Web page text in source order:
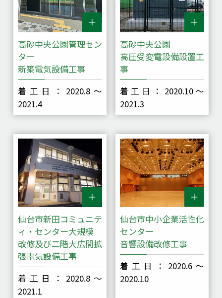
高砂中央公園管理セン
ター
新築電気設備工事
着工日：2020.8～
2021.4
高砂中央公園
高圧受変電設備設置工
事
着工日：2020.10～
2021.3
仙台市新田コミュニテ
ィ・センター大規模
改修及び二階大広間拡
張電気設備工事
着工日：2020.8～
2021.1
仙台市中小企業活性化
センター
音響設備改修工事
着工日：2020.6～
2020.10